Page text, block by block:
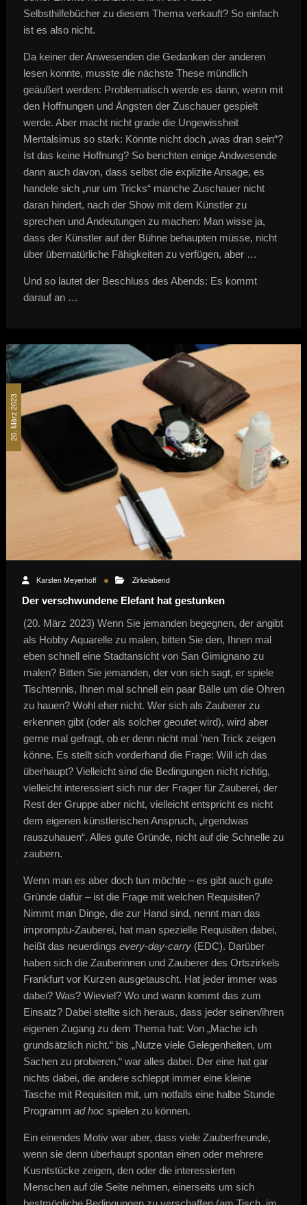
Selbsthilfebücher zu diesem Thema verkauft? So einfach
ist es also nicht.
Da keiner der Anwesenden die Gedanken der anderen
lesen konnte, musste die nächste These mündlich
geäußert werden: Problematisch werde es dann, wenn mit
den Hoffnungen und Ängsten der Zuschauer gespielt
werde. Aber macht nicht grade die Ungewissheit
Mentalsimus so stark: Könnte nicht doch „was dran sein“?
Ist das keine Hoffnung? So berichten einige Andwesende
dann auch davon, dass selbst die explizite Ansage, es
handele sich „nur um Tricks“ manche Zuschauer nicht
daran hindert, nach der Show mit dem Künstler zu
sprechen und Andeutungen zu machen: Man wisse ja,
dass der Künstler auf der Bühne behaupten müsse, nicht
über übernatürliche Fähigkeiten zu verfügen, aber …
Und so lautet der Beschluss des Abends: Es kommt
darauf an …
20. März 2023
Karsten Meyerhoff Zirkelabend
Der verschwundene Elefant hat gestunken
(20. März 2023) Wenn Sie jemanden begegnen, der angibt
als Hobby Aquarelle zu malen, bitten Sie den, Ihnen mal
eben schnell eine Stadtansicht von San Gimignano zu
malen? Bitten Sie jemanden, der von sich sagt, er spiele
Tischtennis, Ihnen mal schnell ein paar Bälle um die Ohren
zu hauen? Wohl eher nicht. Wer sich als Zauberer zu
erkennen gibt (oder als solcher geoutet wird), wird aber
gerne mal gefragt, ob er denn nicht mal ’nen Trick zeigen
könne. Es stellt sich vorderhand die Frage: Will ich das
überhaupt? Vielleicht sind die Bedingungen nicht richtig,
vielleicht interessiert sich nur der Frager für Zauberei, der
Rest der Gruppe aber nicht, vielleicht entspricht es nicht
dem eigenen künstlerischen Anspruch, „irgendwas
rauszuhauen“. Alles gute Gründe, nicht auf die Schnelle zu
zaubern.
Wenn man es aber doch tun möchte – es gibt auch gute
Gründe dafür – ist die Frage mit welchen Requisiten?
Nimmt man Dinge, die zur Hand sind, nennt man das
impromptu-Zauberei, hat man spezielle Requisiten dabei,
heißt das neuerdings every-day-carry(EDC). Darüber
haben sich die Zauberinnen und Zauberer des Ortszirkels
Frankfurt vor Kurzen ausgetauscht. Hat jeder immer was
dabei? Was? Wieviel? Wo und wann kommt das zum
Einsatz? Dabei stellte sich heraus, dass jeder seinen/ihren
eigenen Zugang zu dem Thema hat: Von „Mache ich
grundsätzlich nicht.“ bis „Nutze viele Gelegenheiten, um
Sachen zu probieren.“ war alles dabei. Der eine hat gar
nichts dabei, die andere schleppt immer eine kleine
Tasche mit Requisiten mit, um notfalls eine halbe Stunde
Programm ad hocspielen zu können.
Ein einendes Motiv war aber, dass viele Zauberfreunde,
wenn sie denn überhaupt spontan einen oder mehrere
Kusntstücke zeigen, den oder die interessierten
Menschen auf die Seite nehmen, einerseits um sich